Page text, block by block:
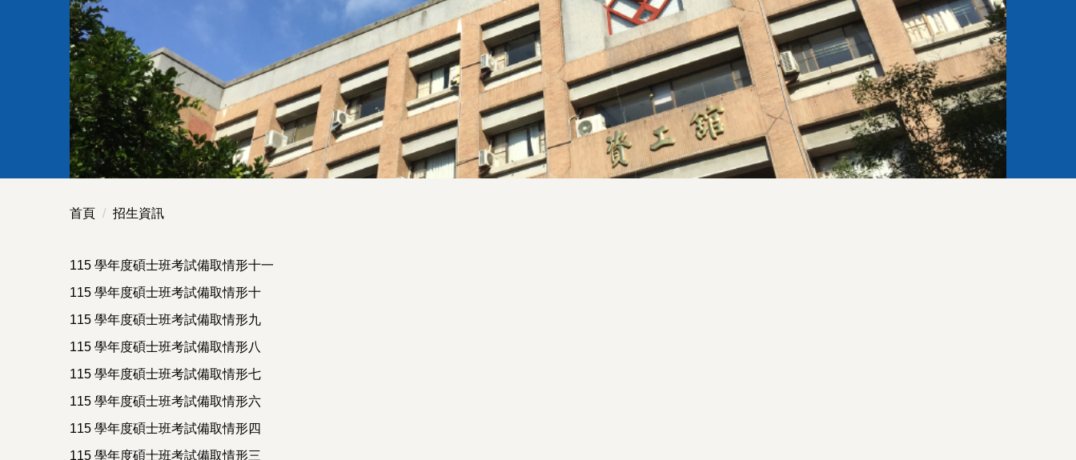
首頁 招生資訊
115 學年度碩士班考試備取情形十一
115 學年度碩士班考試備取情形十
115 學年度碩士班考試備取情形九
115 學年度碩士班考試備取情形八
115 學年度碩士班考試備取情形七
115 學年度碩士班考試備取情形六
115 學年度碩士班考試備取情形四
115 學年度碩士班考試備取情形三